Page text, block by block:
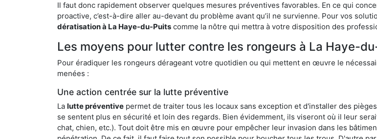
Il faut donc rapidement observer quelques mesures préventives favorables. En ce qui
proactive, c’est-à-dire aller au-devant du problème avant qu’il ne survienne. Pour vos
dératisation à La Haye-du-Puits comme la nôtre qui mettra à votre disposition des
Les moyens pour lutter contre les rongeurs à La Haye-
Pour éradiquer les rongeurs dérageant votre quotidien ou qui mettent en œuvre le
menées :
Une action centrée sur la lutte préventive
La lutte préventive permet de traiter tous les locaux sans exception et d'installer des
se sentent plus en sécurité et loin des regards. Bien évidemment, ils viseront où il leur
chat, chien, etc.). Tout doit être mis en œuvre pour empêcher leur invasion dans les